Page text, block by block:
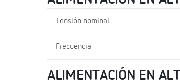
Tensión nominal
Frecuencia
ALIMENTACIÓN EN